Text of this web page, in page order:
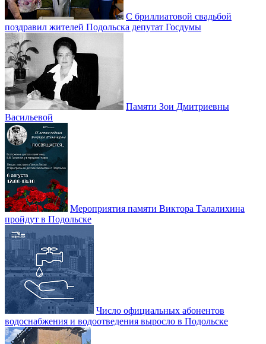
С бриллиатовой свадьбой
поздравил жителей Подольска депутат Госдумы
Памяти Зои Дмитриевны
Васильевой
Мероприятия памяти Виктора Талалихина
пройдут в Подольске
Число официальных абонентов
водоснабжения и водоотведения выросло в Подольске